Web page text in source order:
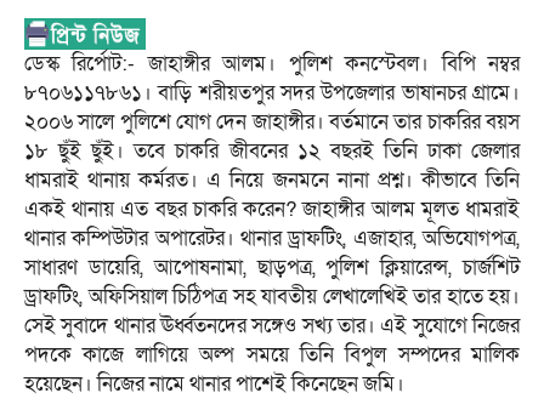
ডেস্ক রির্পোট:- জাহাঙ্গীর আলম। পুলিশ কনস্টেবল। বিপি নম্বর
৮৭০৬১১৭৮৬১। বাড়ি শরীয়তপুর সদর উপজেলার ভাষানচর গ্রামে।
২০০৬ সালে পুলিশে যোগ দেন জাহাঙ্গীর। বর্তমানে তার চাকরির বয়স
১৮ ছুঁই ছুঁই। তবে চাকরি জীবনের ১২ বছরই তিনি ঢাকা জেলার
ধামরাই থানায় কর্মরত। এ নিয়ে জনমনে নানা প্রশ্ন। কীভাবে তিনি
একই থানায় এত বছর চাকরি করেন? জাহাঙ্গীর আলম মূলত ধামরাই
থানার কম্পিউটার অপারেটর। থানার ড্রাফটিং, এজাহার, অভিযোগপত্র,
সাধারণ ডায়েরি, আপোষনামা, ছাড়পত্র, পুলিশ ক্লিয়ারেন্স, চার্জশিট
ড্রাফটিং, অফিসিয়াল চিঠিপত্র সহ যাবতীয় লেখালেখিই তার হাতে হয়।
সেই সুবাদে থানার ঊর্ধ্বতনদের সঙ্গেও সখ্য তার। এই সুযোগে নিজের
পদকে কাজে লাগিয়ে অল্প সময়ে তিনি বিপুল সম্পদের মালিক
হয়েছেন। নিজের নামে থানার পাশেই কিনেছেন জমি।